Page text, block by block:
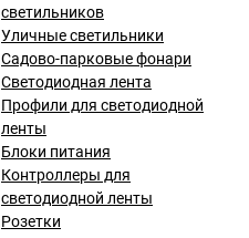
светильников
Уличные светильники
Садово-парковые фонари
Светодиодная лента
Профили для светодиодной
ленты
Блоки питания
Контроллеры для
светодиодной ленты
Розетки